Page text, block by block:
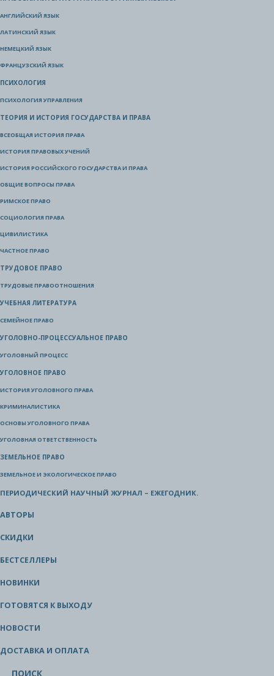
АНГЛИЙСКИЙ ЯЗЫК
ЛАТИНСКИЙ ЯЗЫК
НЕМЕЦКИЙ ЯЗЫК
ФРАНЦУЗСКИЙ ЯЗЫК
ПСИХОЛОГИЯ
ПСИХОЛОГИЯ УПРАВЛЕНИЯ
ТЕОРИЯ И ИСТОРИЯ ГОСУДАРСТВА И ПРАВА
ВСЕОБЩАЯ ИСТОРИЯ ПРАВА
ИСТОРИЯ ПРАВОВЫХ УЧЕНИЙ
ИСТОРИЯ РОССИЙСКОГО ГОСУДАРСТВА И ПРАВА
ОБЩИЕ ВОПРОСЫ ПРАВА
РИМСКОЕ ПРАВО
СОЦИОЛОГИЯ ПРАВА
ЦИВИЛИСТИКА
ЧАСТНОЕ ПРАВО
ТРУДОВОЕ ПРАВО
ТРУДОВЫЕ ПРАВООТНОШЕНИЯ
УЧЕБНАЯ ЛИТЕРАТУРА
СЕМЕЙНОЕ ПРАВО
УГОЛОВНО-ПРОЦЕССУАЛЬНОЕ ПРАВО
УГОЛОВНЫЙ ПРОЦЕСС
УГОЛОВНОЕ ПРАВО
ИСТОРИЯ УГОЛОВНОГО ПРАВА
КРИМИНАЛИСТИКА
ОСНОВЫ УГОЛОВНОГО ПРАВА
УГОЛОВНАЯ ОТВЕТСТВЕННОСТЬ
ЗЕМЕЛЬНОЕ ПРАВО
ЗЕМЕЛЬНОЕ И ЭКОЛОГИЧЕСКОЕ ПРАВО
ПЕРИОДИЧЕСКИЙ НАУЧНЫЙ ЖУРНАЛ – ЕЖЕГОДНИК.
АВТОРЫ
СКИДКИ
БЕСТСЕЛЛЕРЫ
НОВИНКИ
ГОТОВЯТСЯ К ВЫХОДУ
НОВОСТИ
ДОСТАВКА И ОПЛАТА
ПОИСК